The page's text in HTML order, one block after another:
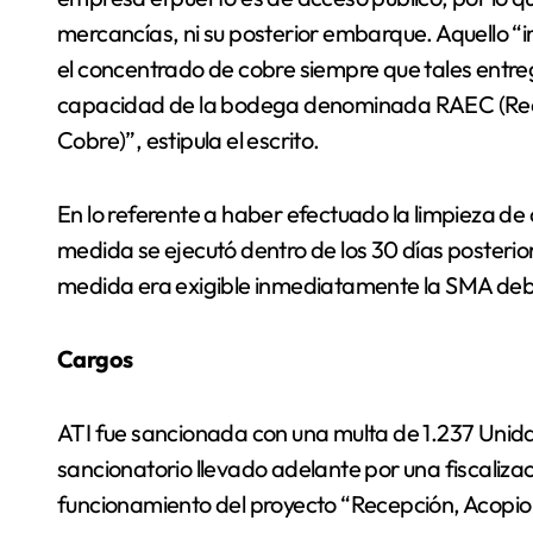
mercancías, ni su posterior embarque. Aquello
el concentrado de cobre siempre que tales
capacidad de la bodega denominada RAEC
Cobre)”, estipula el escrito.
En lo referente a haber efectuado la limpieza
medida se ejecutó dentro de los 30 días
medida era exigible inmediatamente la SMA
Cargos
ATI fue sancionada con una multa de 1.237
sancionatorio llevado adelante por una
funcionamiento del proyecto “Recepción,